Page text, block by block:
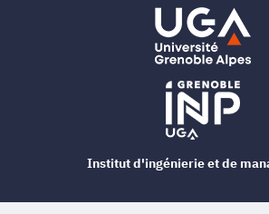
Institut d'ingénierie et de